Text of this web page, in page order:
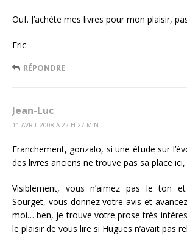
Ouf. J’achète mes livres pour mon plaisir,
Eric
RÉPONDRE
Jean-Luc
11 AVRIL 2008 Á 22 H 27 MIN
Franchement, gonzalo, si une étude sur
des livres anciens ne trouve pas sa place
Visiblement, vous n’aimez pas le ton
Sourget, vous donnez votre avis et
moi… ben, je trouve votre prose très
le plaisir de vous lire si Hugues n’avait pas